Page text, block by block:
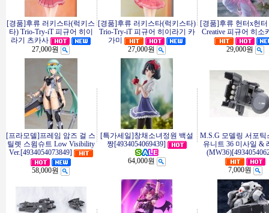
[경품]후류 러키스타(럭키스
타) Trio-Try-iT 피규어 히이
라기 츠카사
27,000원
[경품]후류 러키스타(럭키스타)
Trio-Try-iT 피규어 히이라기 카
가미
27,000원
[경품]후류 헌터x헌터
Creative 피규어 히소
29,000원
[프라모델]프레임 암즈 걸 스
틸렛 스윔슈트 Low Visibility
Ver.[4934054073849]
58,000원
[특가세일]창채소녀정원 백설
짱[4934054069439]
64,000원
M.S.G 모델링 서포틱
유니트 36 미사일 &
7,000원